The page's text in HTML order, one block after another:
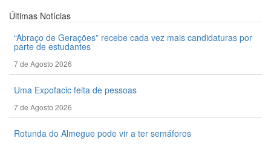
Últimas Notícias
“Abraço de Gerações” recebe cada vez mais candidaturas por
parte de estudantes
7 de Agosto 2026
Uma Expofacic feita de pessoas
7 de Agosto 2026
Rotunda do Almegue pode vir a ter semáforos